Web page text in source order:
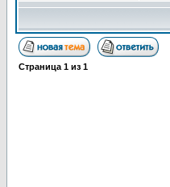
Страница 1 из 1